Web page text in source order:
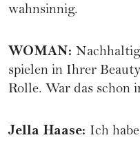
wahnsinnig.
WOMAN:
spielen in Ihrer
Rolle. War das schon
Jella Haase: Ich